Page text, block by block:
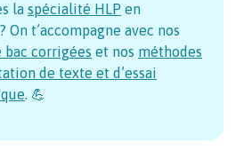
la spécialité HLP en
On t’accompagne avec nos
bac corrigées et nos méthodes
de texte et d’essai
. 💪